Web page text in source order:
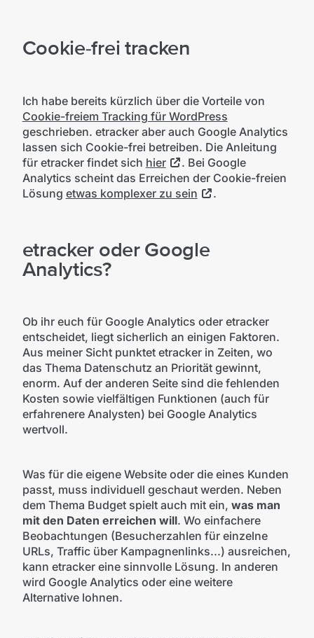
Cookie-frei tracken
Ich habe bereits kürzlich über die Vorteile von
Cookie-freiem Tracking für WordPress
geschrieben. etracker aber auch Google Analytics
lassen sich Cookie-frei betreiben. Die Anleitung
für etracker findet sich hier
. Bei Google
Analytics scheint das Erreichen der Cookie-freien
Lösung etwas komplexer zu sein .
etracker oder Google
Analytics?
Ob ihr euch für Google Analytics oder etracker
entscheidet, liegt sicherlich an einigen Faktoren.
Aus meiner Sicht punktet etracker in Zeiten, wo
das Thema Datenschutz an Priorität gewinnt,
enorm. Auf der anderen Seite sind die fehlenden
Kosten sowie vielfältigen Funktionen (auch für
erfahrenere Analysten) bei Google Analytics
wertvoll.
Was für die eigene Website oder die eines Kunden
passt, muss individuell geschaut werden. Neben
dem Thema Budget spielt auch mit ein, was man
mit den Daten erreichen will. Wo einfachere
Beobachtungen (Besucherzahlen für einzelne
URLs, Traffic über Kampagnenlinks...) ausreichen,
kann etracker eine sinnvolle Lösung. In anderen
wird Google Analytics oder eine weitere
Alternative lohnen.